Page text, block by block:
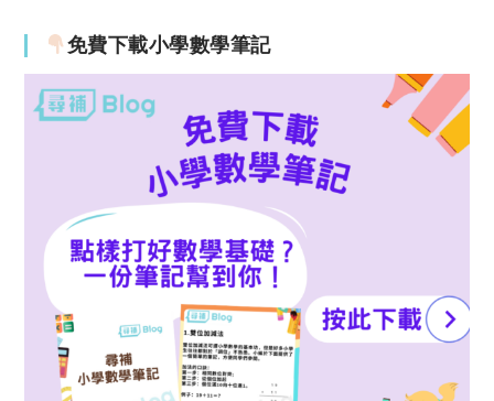
免費下載小學數學筆記